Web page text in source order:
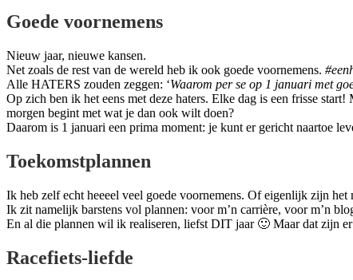
Goede voornemens
Nieuw jaar, nieuwe kansen.
Net zoals de rest van de wereld heb ik ook goede voornemens.
Alle HATERS zouden zeggen: ‘Waarom per se op 1 januari met
Op zich ben ik het eens met deze haters. Elke dag is een frisse
morgen begint met wat je dan ook wilt doen?
Daarom is 1 januari een prima moment: je kunt er gericht naartoe
Toekomstplannen
Ik heb zelf echt heeeel veel goede voornemens. Of eigenlijk zijn het
Ik zit namelijk barstens vol plannen: voor m’n carrière, voor m’n
En al die plannen wil ik realiseren, liefst DIT jaar 🙂 Maar dat zijn
Racefiets-liefde